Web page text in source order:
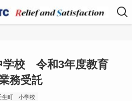
学校 令和3年度教育
務受託
生町 小学校